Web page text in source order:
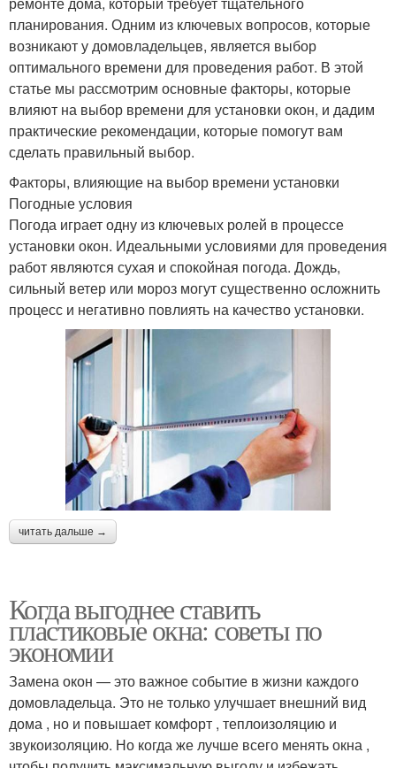
планирования. Одним из ключевых вопросов, которые
возникают у домовладельцев, является выбор
оптимального времени для проведения работ. В этой
статье мы рассмотрим основные факторы, которые
влияют на выбор времени для установки окон, и дадим
практические рекомендации, которые помогут вам
сделать правильный выбор.
Факторы, влияющие на выбор времени установки
Погодные условия
Погода играет одну из ключевых ролей в процессе
установки окон. Идеальными условиями для проведения
работ являются сухая и спокойная погода. Дождь,
сильный ветер или мороз могут существенно осложнить
процесс и негативно повлиять на качество установки.
читать дальше →
Когда выгоднее ставить
пластиковые окна: советы по
экономии
Замена окон — это важное событие в жизни каждого
домовладельца. Это не только улучшает внешний вид
дома , но и повышает комфорт , теплоизоляцию и
звукоизоляцию. Но когда же лучше всего менять окна ,